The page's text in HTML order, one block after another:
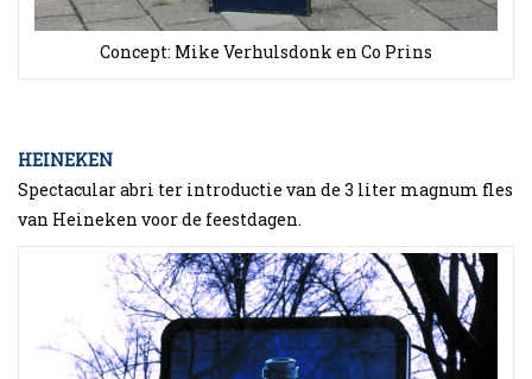
Concept: Mike Verhulsdonk en Co Prins
HEINEKEN
Spectacular abri ter introductie van de 3 liter magnum fles
van Heineken voor de feestdagen.